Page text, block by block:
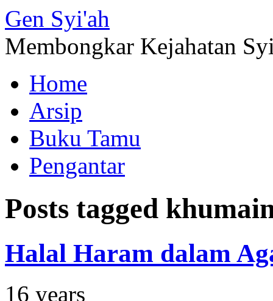
Gen Syi'ah
Membongkar Kejahatan
Home
Arsip
Buku Tamu
Pengantar
Posts tagged
Halal Haram dalam
16 years